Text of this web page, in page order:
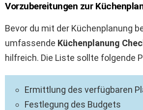
Vorzubereitungen zur
Bevor du mit der Küchenplanung
umfassende Küchenplanung
hilfreich. Die Liste sollte folgende
Ermittlung des verfügbaren
Festlegung des Budgets